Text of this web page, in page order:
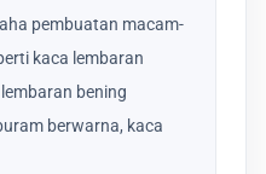
pembuatan macam-
kaca lembaran
bening
berwarna, kaca